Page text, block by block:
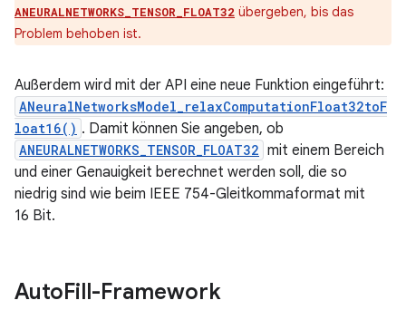
ANEURALNETWORKS_TENSOR_FLOAT32 übergeben, bis das
Problem behoben ist.
Außerdem wird mit der API eine neue Funktion eingeführt:
ANeuralNetworksModel_relaxComputationFloat32toF
loat16() . Damit können Sie angeben, ob
ANEURALNETWORKS_TENSOR_FLOAT32 mit einem Bereich
und einer Genauigkeit berechnet werden soll, die so
niedrig sind wie beim IEEE 754-Gleitkommaformat mit
16 Bit.
AutoFill-Framework